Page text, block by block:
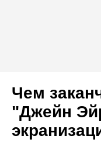
Чем
"Джейн